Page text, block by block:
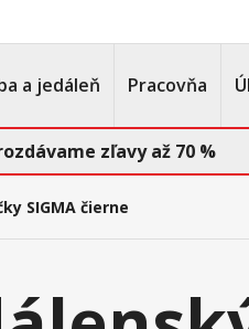
a jedáleň Pracovňa
zľavy až 70 %
SIGMA čierne